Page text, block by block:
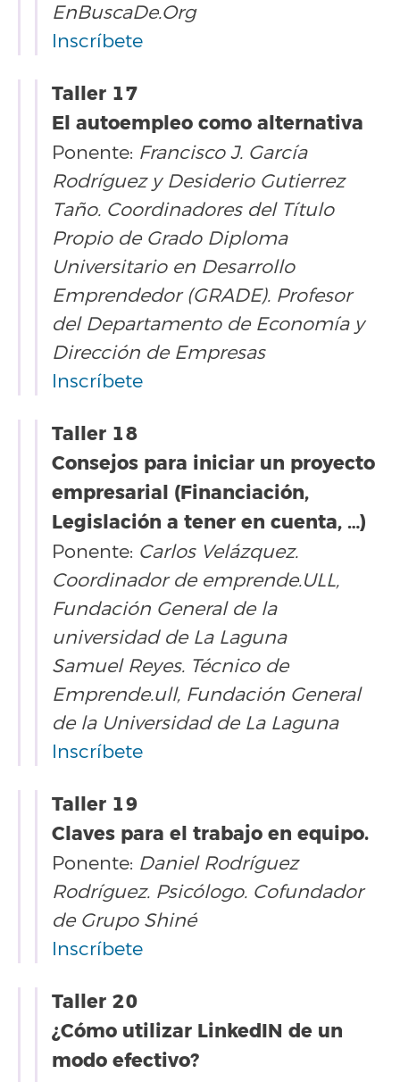
EnBuscaDe.Org
Inscríbete
Taller 17
El autoempleo como alternativa
Ponente: Francisco J. García
Rodríguez y Desiderio Gutierrez
Taño. Coordinadores del Título
Propio de Grado Diploma
Universitario en Desarrollo
Emprendedor (GRADE). Profesor
del Departamento de Economía y
Dirección de Empresas
Inscríbete
Taller 18
Consejos para iniciar un proyecto
empresarial (Financiación,
Legislación a tener en cuenta, …)
Ponente: Carlos Velázquez.
Coordinador de emprende.ULL,
Fundación General de la
universidad de La Laguna
Samuel Reyes. Técnico de
Emprende.ull, Fundación General
de la Universidad de La Laguna
Inscríbete
Taller 19
Claves para el trabajo en equipo.
Ponente: Daniel Rodríguez
Rodríguez. Psicólogo. Cofundador
de Grupo Shiné
Inscríbete
Taller 20
¿Cómo utilizar LinkedIN de un
modo efectivo?